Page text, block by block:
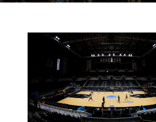
22 de apirila de 2026
admin
2026